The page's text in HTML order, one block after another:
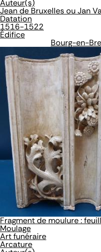
Auteur(s)
Jean de Bruxelles ou Jan
Datation
1516-1522
Édifice
Bourg-en-
Fragment de moulure :
Moulage
Art funéraire
Arcature